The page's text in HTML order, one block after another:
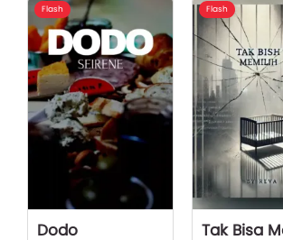
Flash
Dodo
Flash
Tak Bisa